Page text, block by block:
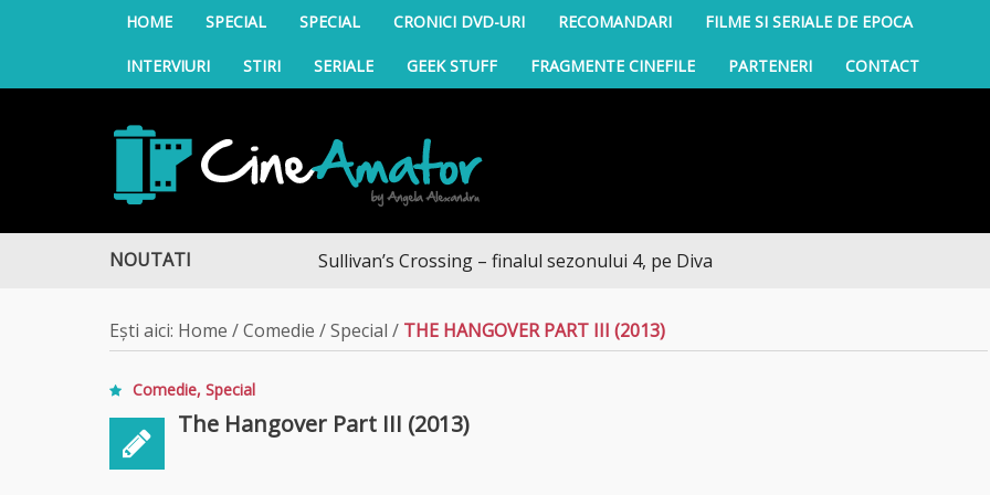
HOME SPECIAL SPECIAL CRONICI DVD-URI RECOMANDARI FILME SI SERIALE DE EPOCA
INTERVIURI STIRI SERIALE GEEK STUFF FRAGMENTE CINEFILE PARTENERI CONTACT
CineAmator
NOUTATI Sullivan’s Crossing – finalul sezonului 4, pe Diva
Ești aici: Home /Comedie /Special / THE HANGOVER PART III (2013)
Comedie, Special
The Hangover Part III (2013)